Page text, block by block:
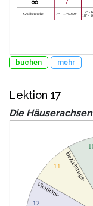
buchen mehr
Lektion 17
Die Häuserachsen